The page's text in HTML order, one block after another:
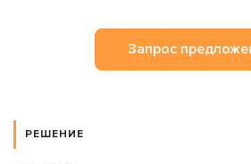
Запрос
РЕШЕНИЕ